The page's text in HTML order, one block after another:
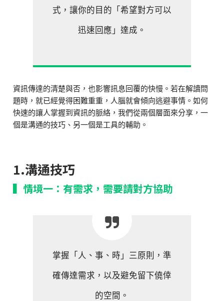
式，讓你的目的「希望對方可以
迅速回應」達成。
資訊傳達的清楚與否，也影響訊息回覆的快慢。若在解讀問
題時，就已經覺得困難重重，人腦就會傾向逃避事情。如何
快速的讓人掌握到資訊的脈絡，我們從兩個層面來分享，一
個是溝通的技巧、另一個是工具的輔助。
1.溝通技巧
▍情境一：有需求，需要請對方協助
掌握「人、事、時」三原則，準
確傳達需求，以及避免留下僥倖
的空間。